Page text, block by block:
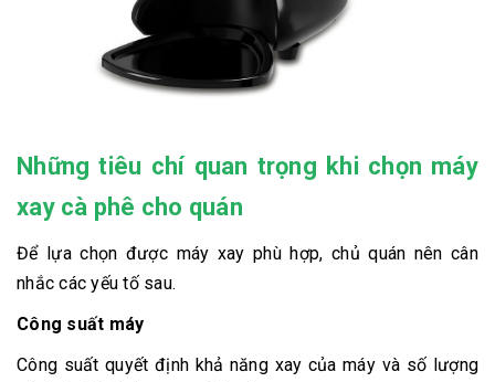
Những tiêu chí quan trọng khi chọn máy
xay cà phê cho quán
Để lựa chọn được máy xay phù hợp, chủ quán nên cân
nhắc các yếu tố sau.
Công suất máy
Công suất quyết định khả năng xay của máy và số lượng